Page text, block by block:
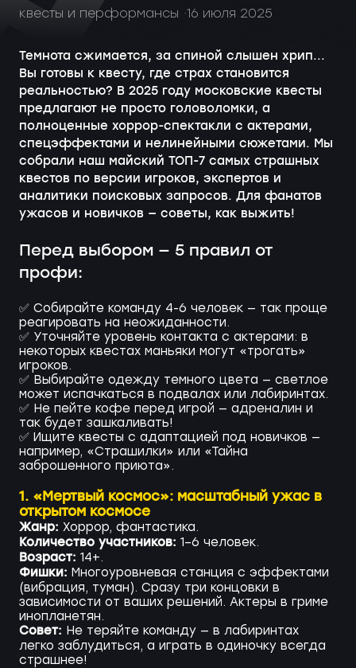
квесты и перформансы 16 июля 2025
Темнота сжимается, за спиной слышен хрип...
Вы готовы к квесту, где страх становится
реальностью? В 2025 году московские квесты
предлагают не просто головоломки, а
полноценные хоррор-спектакли с актерами,
спецэффектами и нелинейными сюжетами. Мы
собрали наш майский ТОП-7 самых страшных
квестов по версии игроков, экспертов и
аналитики поисковых запросов. Для фанатов
ужасов и новичков — советы, как выжить!
Перед выбором — 5 правил от
профи:
✅ Собирайте команду 4-6 человек — так проще
реагировать на неожиданности.
✅ Уточняйте уровень контакта с актерами: в
некоторых квестах маньяки могут «трогать»
игроков.
✅ Выбирайте одежду темного цвета — светлое
может испачкаться в подвалах или лабиринтах.
✅ Не пейте кофе перед игрой — адреналин и
так будет зашкаливать!
✅ Ищите квесты с адаптацией под новичков —
например, «Страшилки» или «Тайна
заброшенного приюта».
1. «Мертвый космос»: масштабный ужас в
открытом космосе
Жанр: Хоррор, фантастика.
Количество участников: 1–6 человек.
Возраст: 14+.
Фишки: Многоуровневая станция с эффектами
(вибрация, туман). Сразу три концовки в
зависимости от ваших решений. Актеры в гриме
инопланетян.
Совет: Не теряйте команду — в лабиринтах
легко заблудиться, а играть в одиночку всегда
страшнее!